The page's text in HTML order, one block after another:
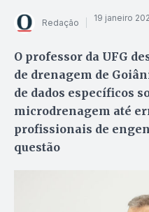
Redação 19 janeiro
O professor da UFG
de drenagem de
de dados específicos
microdrenagem até
profissionais de
questão